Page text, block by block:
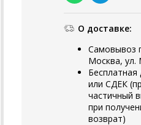
О доставке:
Самовывоз
Москва, ул.
Бесплатная
или СДЕК
частичный
при
возврат)